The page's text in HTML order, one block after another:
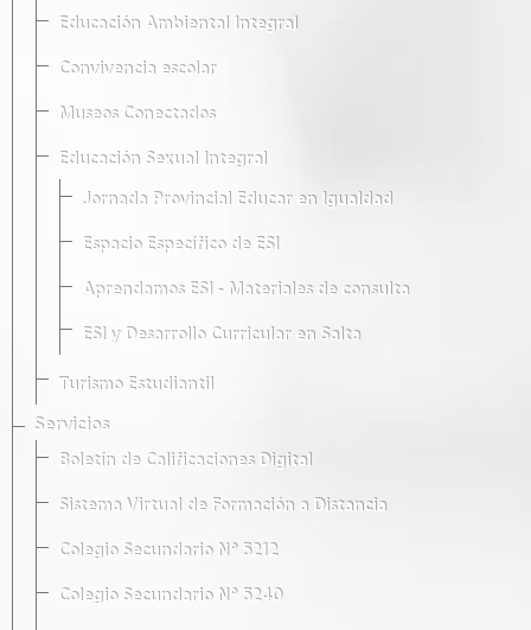
Educación Ambiental Integral
Convivencia escolar
Museos Conectados
Educación Sexual Integral
Jornada Provincial Educar en Igualdad
Espacio Específico de ESI
Aprendamos ESI - Materiales de consulta
ESI y Desarrollo Curricular en Salta
Turismo Estudiantil
Servicios
Boletín de Calificaciones Digital
Sistema Virtual de Formación a Distancia
Colegio Secundario Nº 5212
Colegio Secundario Nº 5240